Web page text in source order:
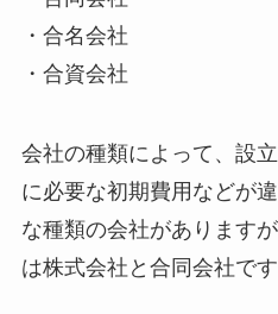
・合名会社
・合資会社
会社の種類によって、設
に必要な初期費用などが
な種類の会社があります
は株式会社と合同会社です